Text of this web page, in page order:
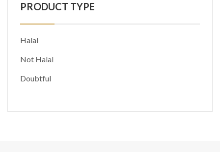
PRODUCT TYPE
Halal
Not Halal
Doubtful